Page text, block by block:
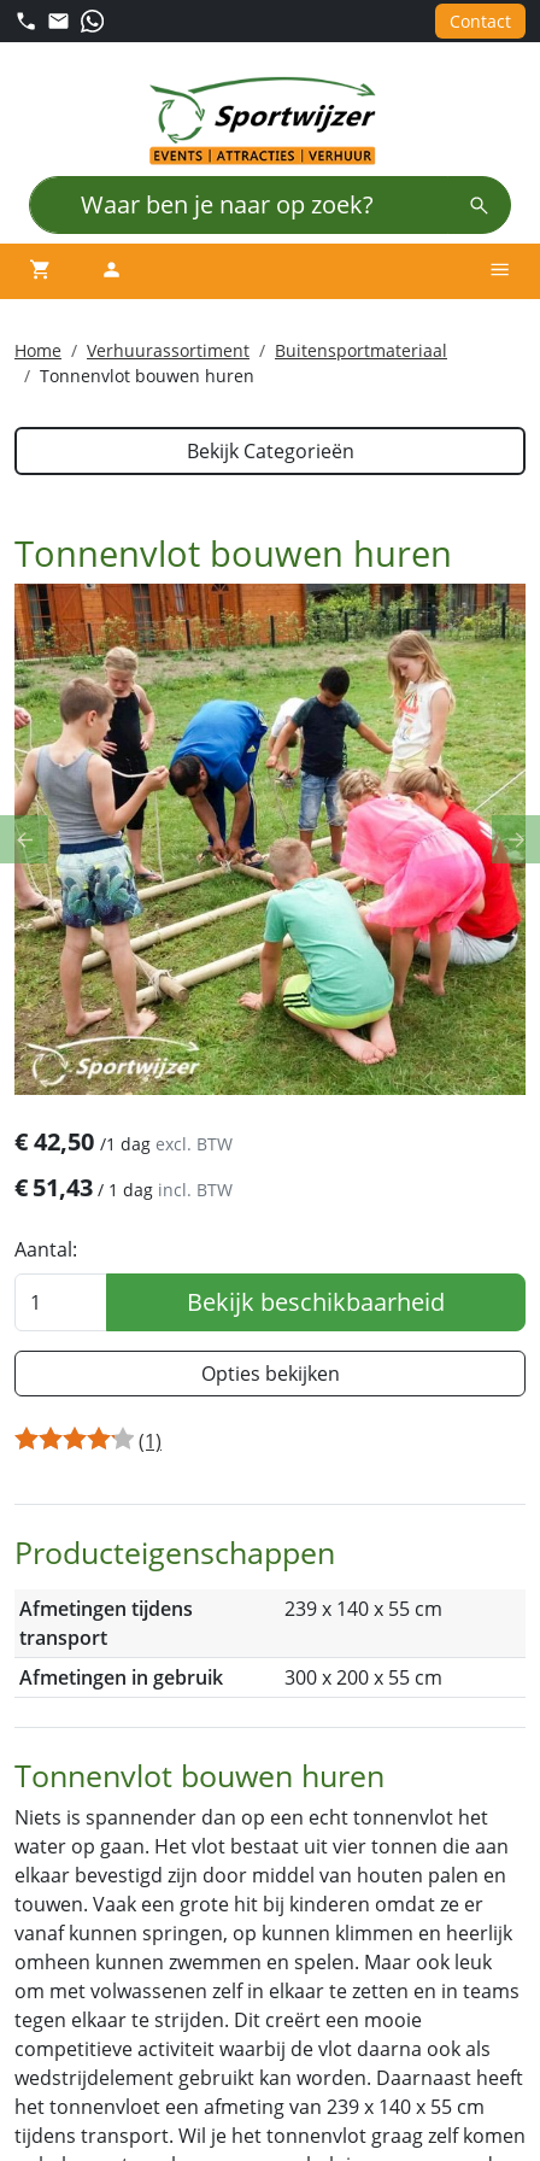
Contact
winkelwagen
account
Home Verhuurassortiment
Buitensportmateriaal
Tonnenvlot bouwen huren
Bekijk Categorieën
Tonnenvlot bouwen huren
€42,50 /1 dag excl. BTW
€51,43 / 1 dag incl. BTW
Aantal:
Bekijk beschikbaarheid
Opties bekijken
(1)
Previous
Producteigenschappen
Afmetingen tijdens
transport
239 x 140 x 55 cm
Afmetingen in gebruik 300 x 200 x 55 cm
Tonnenvlot bouwen huren
Niets is spannender dan op een echt tonnenvlot het
water op gaan. Het vlot bestaat uit vier tonnen die aan
elkaar bevestigd zijn door middel van houten palen en
touwen. Vaak een grote hit bij kinderen omdat ze er
vanaf kunnen springen, op kunnen klimmen en heerlijk
omheen kunnen zwemmen en spelen. Maar ook leuk
om met volwassenen zelf in elkaar te zetten en in teams
tegen elkaar te strijden. Dit creërt een mooie
competitieve activiteit waarbij de vlot daarna ook als
wedstrijdelement gebruikt kan worden. Daarnaast heeft
hettonnenvloet een afmeting van 239 x 140 x 55 cm
tijdens transport. Wil je het tonnenvlot graag zelf komen